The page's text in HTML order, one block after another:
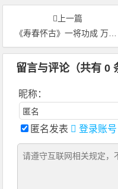
上一篇
《寿春怀古》一将功成 万骨枯黄，铁衣化尘 风烟散场-本站原创
留言与评论（共有0
昵称：
匿名发表 登录账号